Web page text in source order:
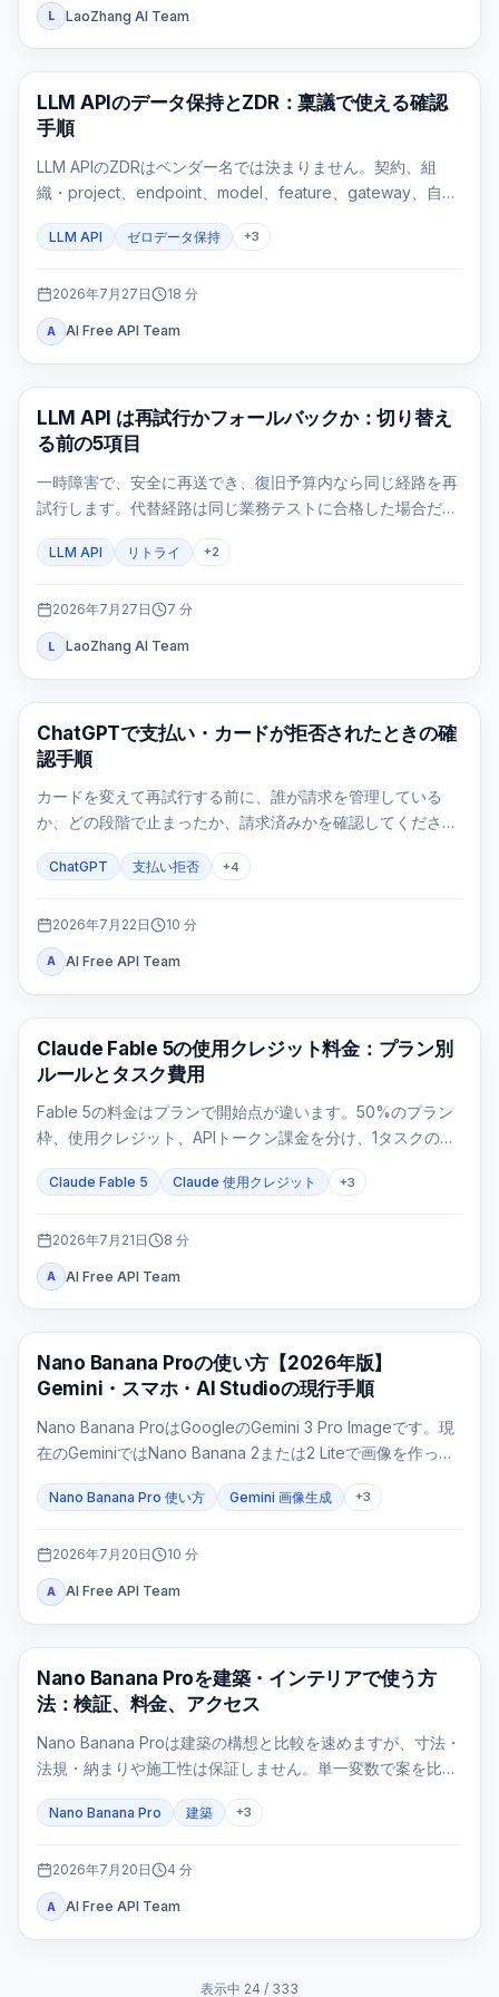
L LaoZhang AI Team
API ガイド
LLM APIのデータ保持とZDR：稟議で使える確認
手順
LLM APIのZDRはベンダー名では決まりません。契約、組
織・project、endpoint、model、feature、gateway、自社
す。
LLM API ゼロデータ保持 +3
2026年7月27日 18 分
A AI Free API Team
API ガイド
LLM API は再試行かフォールバックか：切り替え
る前の5項目
一時障害で、安全に再送でき、復旧予算内なら同じ経路を再
試行します。代替経路は同じ業務テストに合格した場合だけ
LLM API リトライ +2
2026年7月27日 7 分
L LaoZhang AI Team
ChatGPT
ChatGPTで支払い・カードが拒否されたときの確
認手順
カードを変えて再試行する前に、誰が請求を管理している
か、どの段階で止まったか、請求済みかを確認してくださ
で安全に整理します。
ChatGPT 支払い拒否 +4
2026年7月22日 10 分
A AI Free API Team
Claude Code
Claude Fable 5の使用クレジット料金：プラン別
ルールとタスク費用
Fable 5の料金はプランで開始点が違います。50%のプラン
枠、使用クレジット、APIトークン課金を分け、1タスクの費
Claude Fable 5 Claude 使用クレジット +3
2026年7月21日 8 分
A AI Free API Team
AI 画像生成
Nano Banana Proの使い方【2026年版】
Gemini・スマホ・AI Studioの現行手順
Nano Banana ProはGoogleのGemini 3 Pro Imageです。現
在のGeminiではNano Banana 2または2 Liteで画像を作った
直接指定する入口はAI Studio/APIです。
Nano Banana Pro 使い方 Gemini 画像生成 +3
2026年7月20日 10 分
A AI Free API Team
AI画像生成
Nano Banana Proを建築・インテリアで使う方
法：検証、料金、アクセス
Nano Banana Proは建築の構想と比較を速めますが、寸法・
法規・納まりや施工性は保証しません。単一変数で案を比較
Nano Banana Pro 建築 +3
2026年7月20日 4 分
A AI Free API Team
表示中 24 / 333